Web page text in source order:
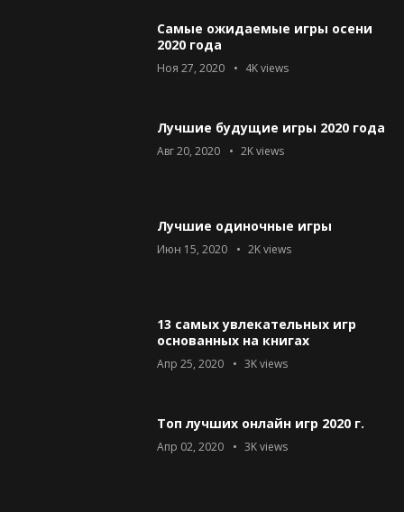
Самые ожидаемые игры осени
2020 года
Ноя 27, 2020 4Kviews
Лучшие будущие игры 2020 года
Авг 20, 2020 2Kviews
Лучшие одиночные игры
Июн 15, 2020 2Kviews
13 самых увлекательных игр
основанных на книгах
Апр 25, 2020 3Kviews
Топ лучших онлайн игр 2020 г.
Апр 02, 2020 3Kviews